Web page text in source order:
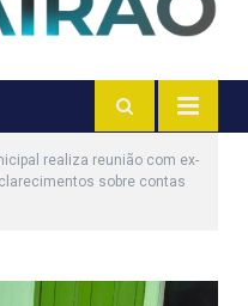
realiza reunião com ex-
sobre contas